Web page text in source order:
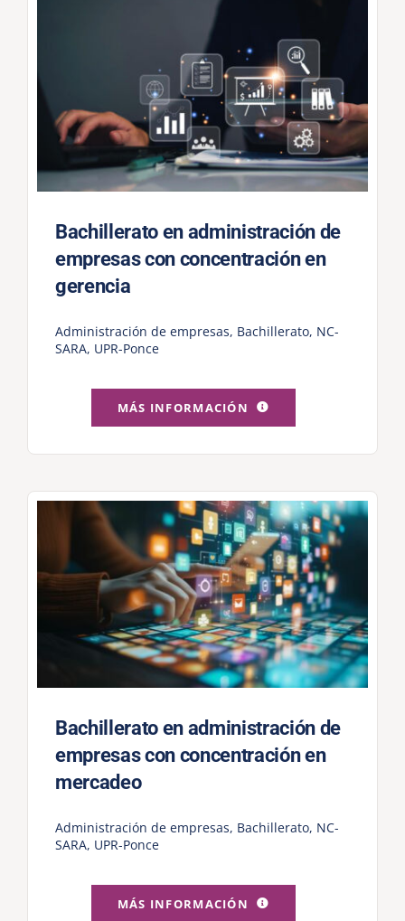
Bachillerato en administración de
empresas con concentración en
gerencia
Administración de empresas, Bachillerato, NC-
SARA, UPR-Ponce
MÁS INFORMACIÓN
Bachillerato en administración de
empresas con concentración en
mercadeo
Administración de empresas, Bachillerato, NC-
SARA, UPR-Ponce
MÁS INFORMACIÓN